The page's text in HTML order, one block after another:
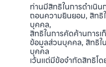
ท่านมีสิทธิในการดำเนิน
ถอนความยินยอม, สิทธิ
บุคคล,
สิทธิในการคัดค้านการเ
ข้อมูลส่วนบุคคล, สิทธิใ
บุคคล
เว้นแต่มีข้อจำกัดสิทธิโ